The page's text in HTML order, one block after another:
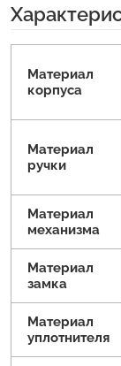
Материал
корпуса
Материал
ручки
Материал
механизма
Материал
замка
Материал
уплотнителя